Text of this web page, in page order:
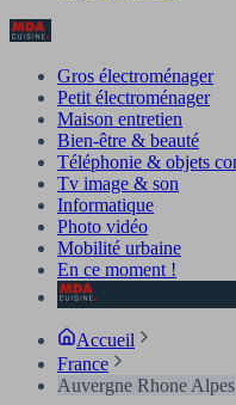
Gros électroménager
Petit électroménager
Maison entretien
Bien-être & beauté
Téléphonie & objets
Tv image & son
Informatique
Photo vidéo
Mobilité urbaine
En ce moment !
Accueil
France
Auvergne Rhone Alpes